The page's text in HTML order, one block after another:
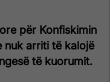
për Konfiskimin
nuk arriti të kalojë
të kuorumit.